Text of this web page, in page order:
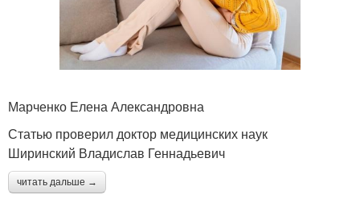
Марченко Елена Александровна
Статью проверил доктор медицинских наук
Ширинский Владислав Геннадьевич
читать дальше →